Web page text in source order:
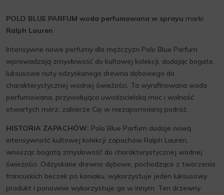
POLO BLUE PARFUM woda perfumowana w sprayu marki
Ralph Lauren
Intensywne nowe perfumy dla mężczyzn Polo Blue Parfum
wprowadzają zmysłowość do kultowej kolekcji, dodając bogate,
luksusowe nuty odzyskanego drewna dębowego do
charakterystycznej wodnej świeżości. Ta wyrafinowana woda
perfumowana, przywołująca uwodzicielską moc i wolność
otwartych mórz, zabierze Cię w niezapomnianą podróż.
HISTORIA ZAPACHÓW: Polo Blue Parfum dodaje nową
intensywność kultowej kolekcji zapachów Ralph Lauren,
wnosząc bogatą zmysłowość do charakterystycznej wodnej
świeżości. Odzyskane drewno dębowe, pochodzące z tworzenia
francuskich beczek po koniaku, wykorzystuje jeden luksusowy
produkt i ponownie wykorzystuje go w innym. Ten drzewny